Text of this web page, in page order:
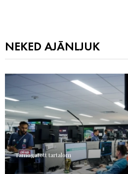
NEKED AJÁNLJUK
Támogatott tartalom